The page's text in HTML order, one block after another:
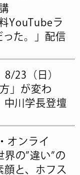
講
YouTubeラ
った。」配信
8/23（日）
」が変わ
川学長登壇
オンライ
の”違い”の
と、ホフス